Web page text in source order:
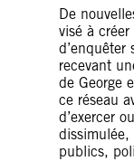
De
visé à
d’enquêter
recevant
de George
ce réseau
d’exercer
dissimulée,
publics,